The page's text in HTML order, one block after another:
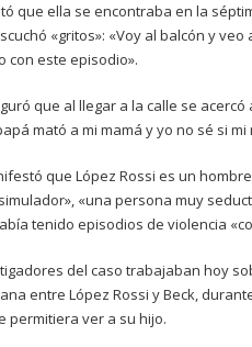
que ella se encontraba en la
«gritos»: «Voy al balcón y
con este episodio».
que al llegar a la calle se
mató a mi mamá y yo no sé si mi
que López Rossi es un
«una persona muy
tenido episodios de violencia
del caso trabajaban hoy
entre López Rossi y Beck,
permitiera ver a su hijo.